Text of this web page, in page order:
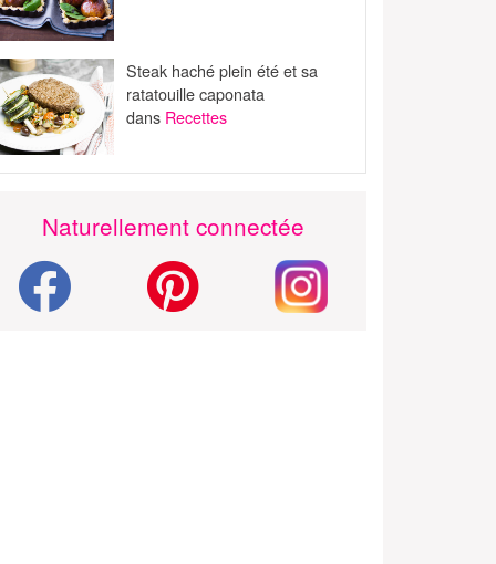
Steak haché plein été et sa
ratatouille caponata
dans Recettes
Naturellement connectée